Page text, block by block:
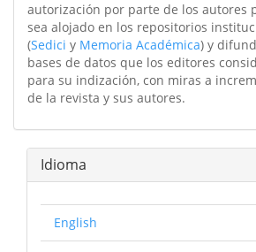
autorización por parte de los autores
sea alojado en los repositorios
(Sedici y Memoria Académica) y
bases de datos que los editores
para su indización, con miras a
de la revista y sus autores.
Idioma
English